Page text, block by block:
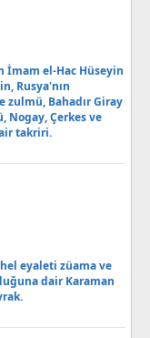
İmam el-Hac Hüseyin
Rusya'nın
zulmü, Bahadır Giray
Nogay, Çerkes ve
takriri.
eyaleti züama ve
dair Karaman